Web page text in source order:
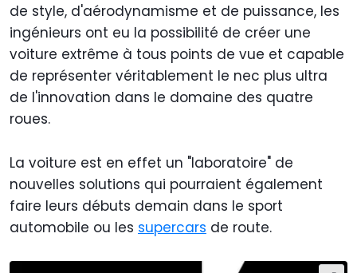
de style, d'aérodynamisme et de puissance, les
ingénieurs ont eu la possibilité de créer une
voiture extrême à tous points de vue et capable
de représenter véritablement le nec plus ultra
de l'innovation dans le domaine des quatre
roues.
La voiture est en effet un "laboratoire" de
nouvelles solutions qui pourraient également
faire leurs débuts demain dans le sport
automobile ou les supercars de route.